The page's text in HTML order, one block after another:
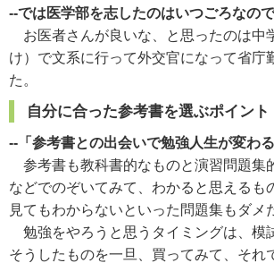
--では医学部を志したのはいつごろなので
お医者さんが良いな、と思ったのは中
け）で文系に行って外交官になって省
た。
自分に合った参考書を選ぶポイント
--「参考書との出会いで勉強人生が変わ
参考書も教科書的なものと演習問題集
などでのぞいてみて、わかると思える
見てもわからないといった問題集もダメ
勉強をやろうと思うタイミングは、模
そうしたものを一旦、買ってみて、それ